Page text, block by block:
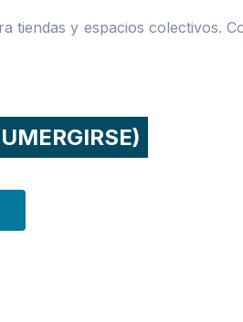
tiendas y espacios colectivos.